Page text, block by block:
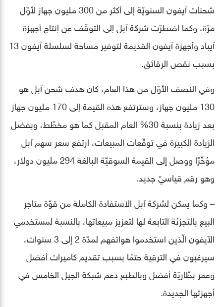
شحنات آيفون السنويّة إلى أكثر من 300 مليون جهاز لأوّل
مرّة، وكما اضطرّت شركة آبل إلى التوقّف عن إنتاج أجهزة
آيباد وأجهزة آيفون القديمة لتوفير مساحة لسلسلة آيفون 13
بسبب نقص الرقائق.
وفي النصف الأوّل من هذا العام، كان هدف شحن آبل هو
130 مليون جهاز، وسترتفع هذه القيمة إلى 170 مليون جهاز
بعد زيادة بنسبة 30% العام المقبل كما هو مخطّط، وبفضل
الزيادة الكبيرة في توقّعات المبيعات، ارتفع سعر سهم آبل
مؤخّرًا ووصل إلى القيمة السوقيّة البالغة 294 مليون دولار،
وهو رقم قياسيّ جديد.
– وكما يمكن لشركة آبل الاستفادة الكاملة من قوّة متاجر
البيع بالتجزئة التابعة لها لتعزيز مبيعاتها، بالنسبة لمستخدمي
الآيفون الّذين استخدموا هواتفهم لمدّة 2 إلى 3 سنوات،
سيرغبون في الترقية حتمًا بسبب تقديم كاميرات أفضل
وعمر بطّاريّة أفضل وبالطبع دعم شبكة الجيل الخامس في
أجهزتها الجديدة.